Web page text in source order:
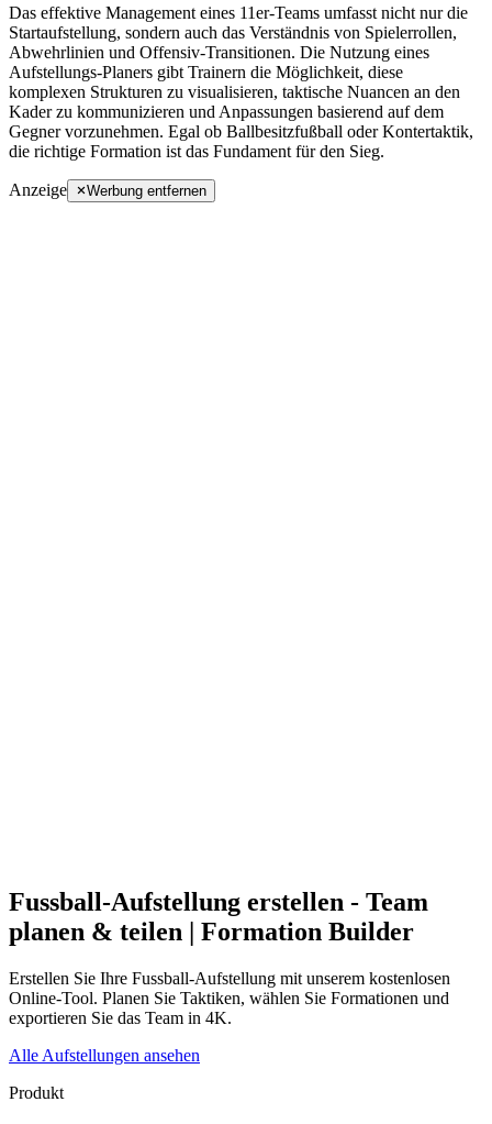
Das effektive Management eines 11er-Teams umfasst nicht nur die
Startaufstellung, sondern auch das Verständnis von Spielerrollen,
Abwehrlinien und Offensiv-Transitionen. Die Nutzung eines
Aufstellungs-Planers gibt Trainern die Möglichkeit, diese
komplexen Strukturen zu visualisieren, taktische Nuancen an den
Kader zu kommunizieren und Anpassungen basierend auf dem
Gegner vorzunehmen. Egal ob Ballbesitzfußball oder Kontertaktik,
die richtige Formation ist das Fundament für den Sieg.
Anzeige Werbung entfernen
Fussball-Aufstellung erstellen - Team
planen & teilen | Formation Builder
Erstellen Sie Ihre Fussball-Aufstellung mit unserem kostenlosen
Online-Tool. Planen Sie Taktiken, wählen Sie Formationen und
exportieren Sie das Team in 4K.
Alle Aufstellungen ansehen
Produkt